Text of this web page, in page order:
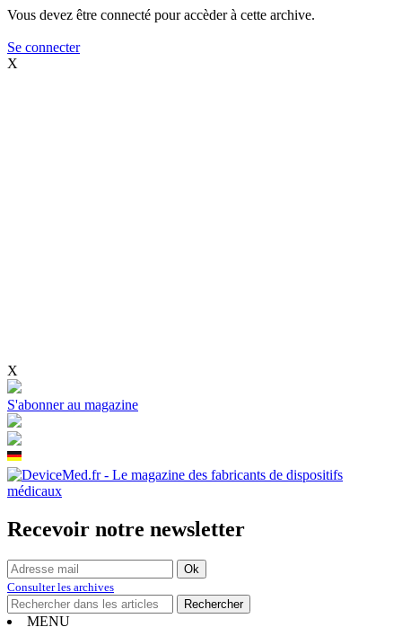
Vous devez être connecté pour accèder à cette archive.
Se connecter
X
X
S'abonner au magazine
Recevoir notre newsletter
Consulter les archives
MENU